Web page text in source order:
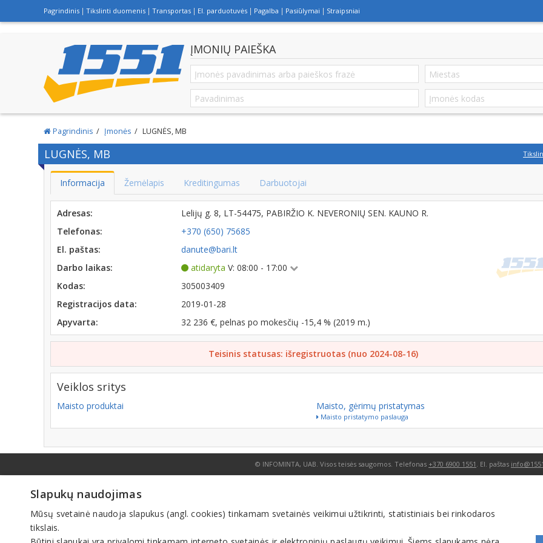
Pagrindinis Tikslinti duomenis Transportas El. parduotuvės Pagalba Pasiūlymai Straipsniai
ĮMONIŲ PAIEŠKA
Pagrindinis Įmonės LUGNĖS, MB
LUGNĖS, MB
Informacija Žemėlapis Kreditingumas Darbuotojai
Adresas:
Lelijų g. 8, LT-54475, PABIRŽIO K. NEVERONIŲ SEN. KAUNO R.
Telefonas:
+370 (650) 75685
El. paštas:
danute@bari.lt
Darbo laikas:
atidaryta V: 08:00 - 17:00
Kodas:
305003409
Registracijos data:
2019-01-28
Apyvarta:
32 236 €, pelnas po mokesčių -15,4 % (2019 m.)
Teisinis statusas: išregistruotas (nuo 2024-08-16)
Veiklos sritys
Maisto produktai Maisto, gėrimų pristatymas
Maisto pristatymo paslauga
© INFOMINTA, UAB. Visos teisės saugomos. Telefonas +370 6900 1551 . El. paštas
Slapukų naudojimas
Mūsų svetainė naudoja slapukus (angl. cookies) tinkamam svetainės veikimui užtikrinti, statistiniais bei rinkodaros
tikslais.